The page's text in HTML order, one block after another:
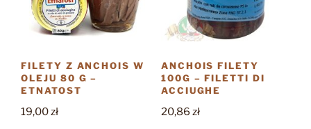
FILETY Z ANCHOIS W
OLEJU 80 G –
ETNATOST
19,00zł
ANCHOIS FILETY
100G – FILETTI DI
ACCIUGHE
20,86 zł